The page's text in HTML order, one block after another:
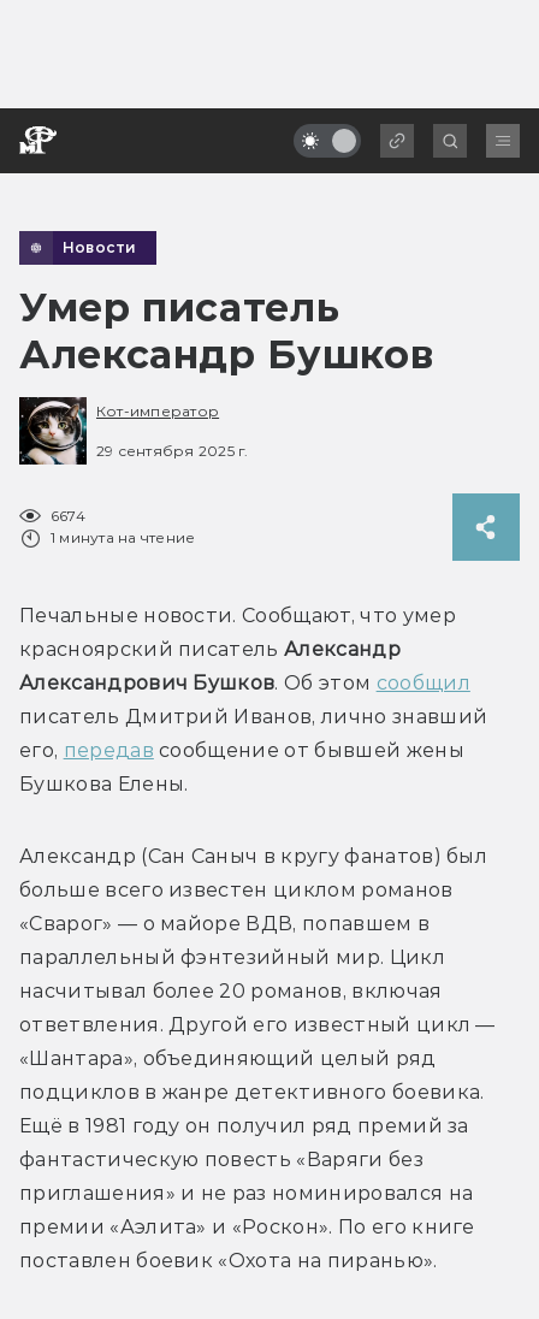
Новости
Умер писатель
Александр Бушков
Кот-император
29 сентября 2025 г.
6674
1 минута на чтение
Печальные новости. Сообщают, что умер
красноярский писатель Александр
Александрович Бушков. Об этом сообщил
писатель Дмитрий Иванов, лично знавший
его, передав сообщение от бывшей жены
Александр (Сан Саныч в кругу фанатов) был
больше всего известен циклом романов
«Сварог» — о майоре ВДВ, попавшем в
параллельный фэнтезийный мир. Цикл
насчитывал более 20 романов, включая
ответвления. Другой его известный цикл —
«Шантара», объединяющий целый ряд
подциклов в жанре детективного боевика.
Ещё в 1981 году он получил ряд премий за
фантастическую повесть «Варяги без
приглашения» и не раз номинировался на
премии «Аэлита» и «Роскон». По его книге
поставлен боевик «Охота на пиранью».